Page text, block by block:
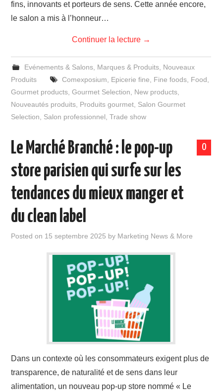
fins, innovants et porteurs de sens. Cette année encore,
le salon a mis à l’honneur…
Continuer la lecture →
Evénements & Salons, Marques & Produits, Nouveaux
Produits
Comexposium Epicerie fine Fine foods, Food
Gourmet products ,Gourmet Selection New products
Nouveautés produits Produits gourmet Salon Gourmet
Selection
Salon professionnel ,Trade show
0
Le Marché Branché : le pop-up
store parisien qui surfe sur les
tendances du mieux manger et
du clean label
Posted on 15 septembre 2025 by Marketing News & More
Dans un contexte où les consommateurs exigent plus de
transparence, de naturalité et de sens dans leur
alimentation, un nouveau pop-up store nommé « Le